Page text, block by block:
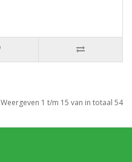
Weergeven 1 t/m 15 van in totaal 54